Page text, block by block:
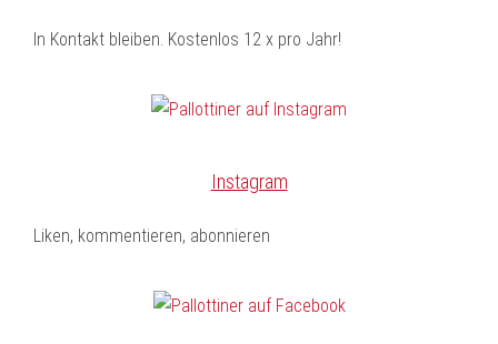
In Kontakt bleiben. Kostenlos 12 x pro Jahr!
Instagram
Liken, kommentieren, abonnieren